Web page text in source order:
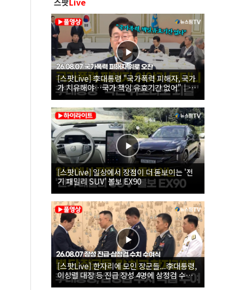
[스팟Live] 李대통령 "국가폭력 피해자, 국가
가 치유해야…국가 책임 유효기간 없어"｜
26.08.07 국가폭력 피해자 위로 오찬
[스팟Live] 일상에서 장점이 더 돋보이는 '전
기 패밀리 SUV' 볼보 EX90
[스팟Live] 한자리에 모인 장군들...李대통령,
이상렬 대장 등 진급 장성 4명에 삼정검 수치
직접 수여｜26.08.07 장성 진급·삼정검 수치